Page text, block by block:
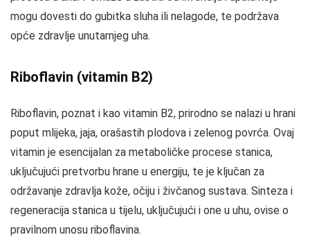
mogu dovesti do gubitka sluha ili nelagode, te podržava
opće zdravlje unutarnjeg uha.
Riboflavin (vitamin B2)
Riboflavin, poznat i kao vitamin B2, prirodno se nalazi u hrani
poput mlijeka, jaja, orašastih plodova i zelenog povrća. Ovaj
vitamin je esencijalan za metaboličke procese stanica,
uključujući pretvorbu hrane u energiju, te je ključan za
održavanje zdravlja kože, očiju i živčanog sustava. Sinteza i
regeneracija stanica u tijelu, uključujući i one u uhu, ovise o
pravilnom unosu riboflavina.